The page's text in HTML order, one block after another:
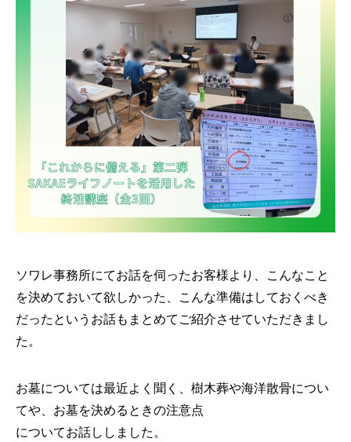
ソワレ事務所にてお話を伺ったお客様より、こんなこと
を決めておいて欲しかった、こんな準備はしておくべき
だったというお話もまとめてご紹介させていただきまし
た。
お墓については最近よく聞く、樹木葬や海洋散骨につい
てや、お墓を決めるときの注意点
についてお話ししました。